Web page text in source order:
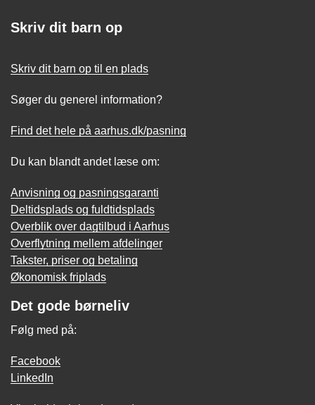
Skriv dit barn op
Skriv dit barn op til en plads
Søger du generel information?
Find det hele på aarhus.dk/pasning
Du kan blandt andet læse om:
Anvisning og pasningsgaranti
Deltidsplads og fuldtidsplads
Overblik over dagtilbud i Aarhus
Overflytning mellem afdelinger
Takster, priser og betaling
Økonomisk friplads
Det gode børneliv
Følg med på:
Facebook
LinkedIn